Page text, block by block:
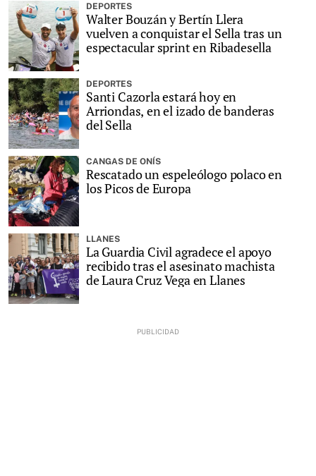
DEPORTES
Walter Bouzán y Bertín Llera
vuelven a conquistar el Sella tras un
espectacular sprint en Ribadesella
DEPORTES
Santi Cazorla estará hoy en
Arriondas, en el izado de banderas
del Sella
CANGAS DE ONÍS
Rescatado un espeleólogo polaco en
los Picos de Europa
LLANES
La Guardia Civil agradece el apoyo
recibido tras el asesinato machista
de Laura Cruz Vega en Llanes